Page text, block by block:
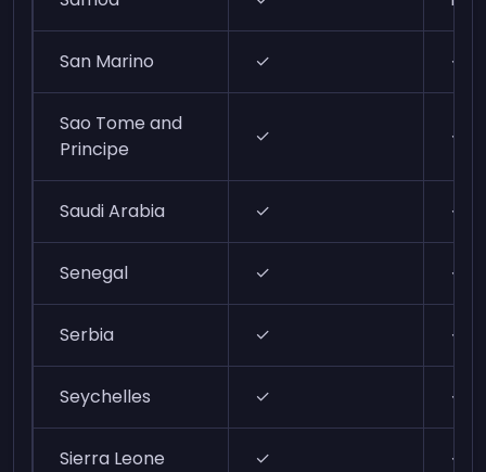
San Marino ✓ ✓
Sao Tome and
Principe
✓ ✓
Saudi Arabia ✓ ✓
Senegal ✓ ✓
Serbia ✓ ✓
Seychelles ✓ ✓
Sierra Leone ✓ ✓